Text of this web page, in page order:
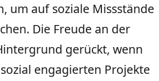
um auf soziale Missstände
Die Freude an der
gerückt, wenn
engagierten Projekte